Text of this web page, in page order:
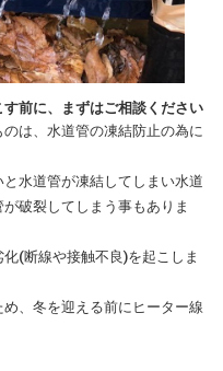
前に、まずはご相談ください
は、水道管の凍結防止の為に
水道管が凍結してしまい水道
破裂してしまう事もありま
(断線や接触不良)を起こしま
、冬を迎える前にヒーター線